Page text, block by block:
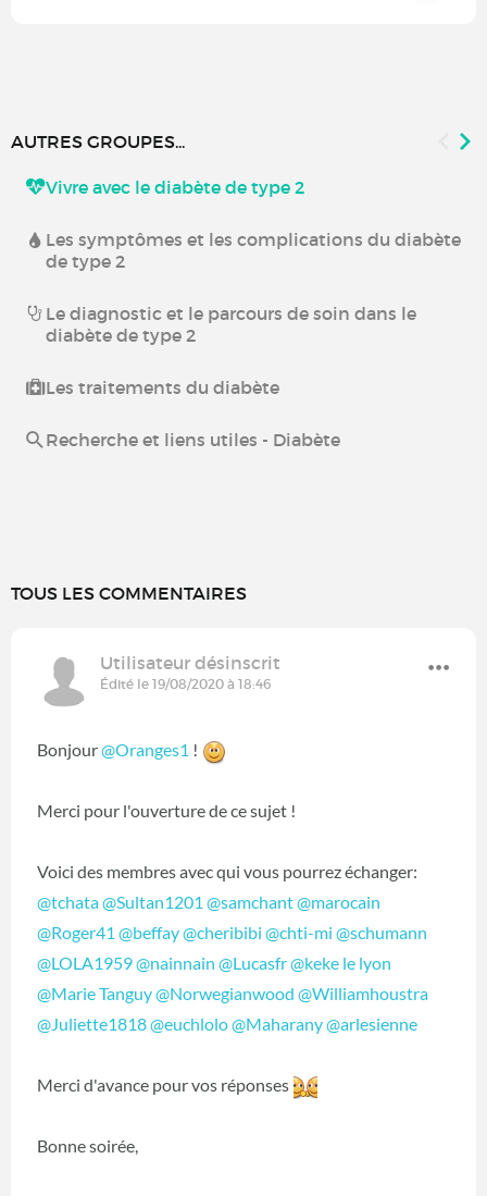
AUTRES GROUPES...
Vivre avec le diabète de type 2
Les symptômes et les complications du diabète
de type 2
Le diagnostic et le parcours de soin dans le
diabète de type 2
Les traitements du diabète
Recherche et liens utiles - Diabète
TOUS LES COMMENTAIRES
Utilisateur désinscrit
Édité le 19/08/2020 à 18:46
Bonjour@Oranges1 ‍ !
Merci pour l'ouverture de ce sujet !
Voici des membres avec qui vous pourrez échanger:
@tchata@Sultan1201 @samchant@marocain
@Roger41 @beffay@cheribibi @chti-mi @schumann
@LOLA1959@nainnain @Lucasfr@keke le lyon
@Marie Tanguy@Norwegianwood @Williamhoustra
@Juliette1818@euchlolo@Maharany@arlesienne
Merci d'avance pour vos réponses
Bonne soirée,